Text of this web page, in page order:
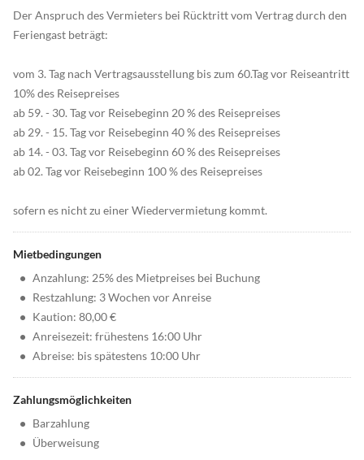
Der Anspruch des Vermieters bei Rücktritt vom Vertrag durch den
Feriengast beträgt:
vom 3. Tag nach Vertragsausstellung bis zum 60.Tag vor Reiseantritt
10% des Reisepreises
ab 59. - 30. Tag vor Reisebeginn 20 % des Reisepreises
ab 29. - 15. Tag vor Reisebeginn 40 % des Reisepreises
ab 14. - 03. Tag vor Reisebeginn 60 % des Reisepreises
ab 02. Tag vor Reisebeginn 100 % des Reisepreises
sofern es nicht zu einer Wiedervermietung kommt.
Mietbedingungen
• Anzahlung: 25% des Mietpreises bei Buchung
• Restzahlung: 3 Wochen vor Anreise
• Kaution: 80,00 €
• Anreisezeit: frühestens 16:00 Uhr
• Abreise: bis spätestens 10:00 Uhr
Zahlungsmöglichkeiten
• Barzahlung
• Überweisung